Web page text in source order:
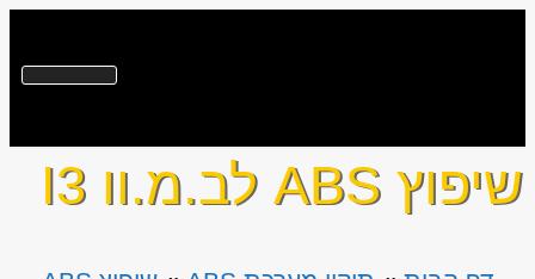
שיפוץ ABS לב.מ.וו I3